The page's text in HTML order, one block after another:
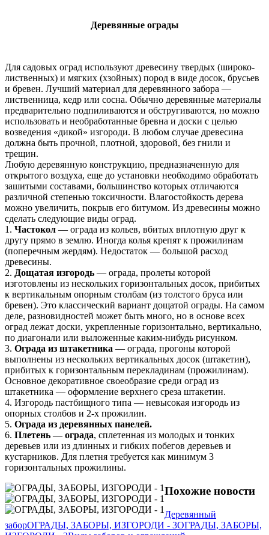
Деревянные ограды
Для садовых оград используют древесину твердых (широко-
лиственных) и мягких (хзойных) пород в виде досок, брусьев
и бревен. Лучший материал для деревянного забора —
лиственница, кедр или сосна. Обычно деревянные материалы
предварительно подпиливаются и обстругиваются, но можно
использовать и необработанные бревна и доски с целью
возведения «дикой» изгороди. В любом случае древесина
должна быть прочной, плотной, здоровой, без гнили и
трещин.
Любую деревянную конструкцию, предназначенную для
открытого воздуха, еще до установки необходимо обработать
зашитыми составами, большинство которых отличаются
различной степенью токсичности. Влагостойкость дерева
можно увеличить, покрыв его битумом. Из древесины можно
сделать следующие виды оград.
1. Частокол — ограда из кольев, вбитых вплотную друг к
другу прямо в землю. Иногда колья крепят к прожилинам
(поперечным жердям). Недостаток — большой расход
древесины.
2. Дощатая изгородь — ограда, пролеты которой
изготовлены из нескольких горизонтальных досок, прибитых
к вертикальным опорным столбам (из толстого бруса или
бревен). Это классический вариант дощатой ограды. На самом
деле, разновидностей может быть много, но в основе всех
оград лежат доски, укрепленные горизонтально, вертикально,
по диагонали или выложенные каким-нибудь рисунком.
3. Ограда из штакетника — ограда, прогоны которой
выполнены из нескольких вертикальных досок (штакетин),
прибитых к горизонтальным перекладинам (прожилинам).
Основное декоративное своеобразие среди оград из
штакетника — оформление верхнего среза штакетин.
4. Изгородь пастбищного типа — невысокая изгородь из
опорных столбов и 2-х прожилин.
5. Ограда из деревянных панелей.
6. Плетень — ограда, сплетенная из молодых и тонких
деревьев или из длинных и гибких побегов деревьев и
кустарников. Для плетня требуется как минимум 3
горизонтальных прожилины.
Похожие новости
Деревянный
заборОГРАДЫ, ЗАБОРЫ, ИЗГОРОДИ - 3ОГРАДЫ, ЗАБОРЫ,